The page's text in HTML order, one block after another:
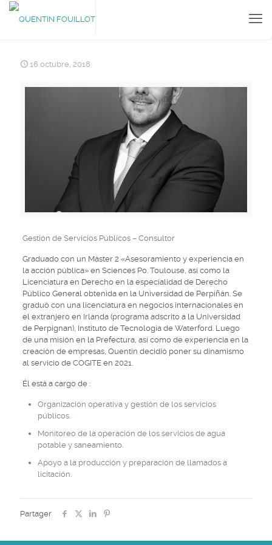
16 octubre, 2018
Gestión de Servicios Públicos – Consultor
Graduado con un Máster 2 «Asesoramiento y experiencia en
la acción pública» en Sciences Po. Toulouse, así como la
Licenciatura en Derecho en la especialidad de Derecho
Público General obtenida en la Universidad de Perpiñán. Se
graduó con una licenciatura en negocios internacionales en
el extranjero en Irlanda (programa adscrito a la Universidad
de Perpignan), Instituto de Tecnología de Waterford. Luego
de una misión en la Prefectura, así como de experiencia en la
creación de empresas, Quentin decidió poner su dinamismo
al servicio de COGITE en 2021.
Él está a cargo de :
Organización operativa y gestión de los servicios
públicos.
Monitoreo de la operación de los servicios de agua
potable y saneamiento.
Apoyo a la producción y preparación de llamados a
licitación.
Partager